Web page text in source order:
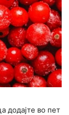
додајте во пет